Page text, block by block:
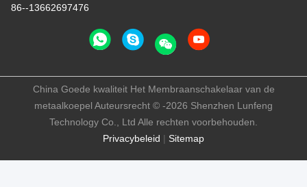
86--13662697476
Privacybeleid | Sitemap
China Goede kwaliteit Het Membraanschakelaar van de
metaalkoepel Auteursrecht © -2026 Shenzhen Lunfeng
Technology Co., Ltd Alle rechten voorbehouden.